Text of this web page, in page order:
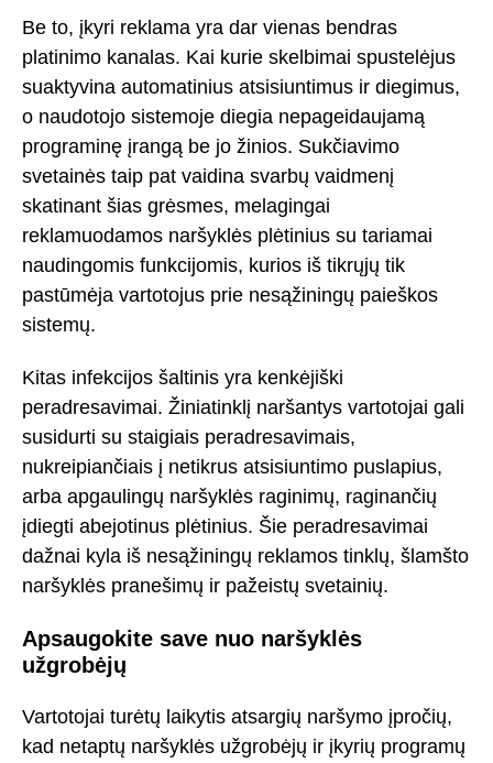
Be to, įkyri reklama yra dar vienas bendras
platinimo kanalas. Kai kurie skelbimai spustelėjus
suaktyvina automatinius atsisiuntimus ir diegimus,
o naudotojo sistemoje diegia nepageidaujamą
programinę įrangą be jo žinios. Sukčiavimo
svetainės taip pat vaidina svarbų vaidmenį
skatinant šias grėsmes, melagingai
reklamuodamos naršyklės plėtinius su tariamai
naudingomis funkcijomis, kurios iš tikrųjų tik
pastūmėja vartotojus prie nesąžiningų paieškos
sistemų.
Kitas infekcijos šaltinis yra kenkėjiški
peradresavimai. Žiniatinklį naršantys vartotojai gali
susidurti su staigiais peradresavimais,
nukreipiančiais į netikrus atsisiuntimo puslapius,
arba apgaulingų naršyklės raginimų, raginančių
įdiegti abejotinus plėtinius. Šie peradresavimai
dažnai kyla iš nesąžiningų reklamos tinklų, šlamšto
naršyklės pranešimų ir pažeistų svetainių.
Apsaugokite save nuo naršyklės
užgrobėjų
Vartotojai turėtų laikytis atsargių naršymo įpročių,
kad netaptų naršyklės užgrobėjų ir įkyrių programų